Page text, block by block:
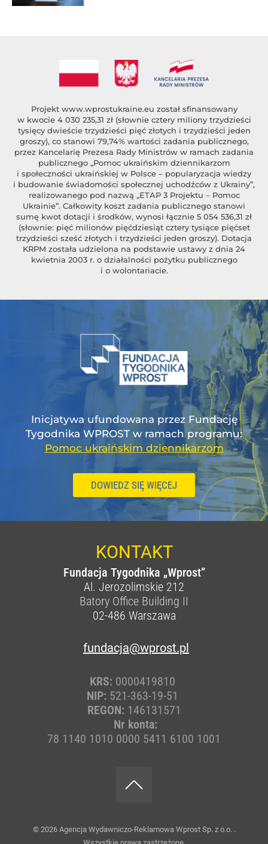
Projekt www.wprostukraine.eu został sfinansowany
w kwocie 4 030 235,31 zł (słownie cztery miliony trzydzieści
tysięcy dwieście trzydzieści pięć złotych i trzydzieści jeden
groszy), co stanowi 79,74% wartości zadania publicznego,
przez Kancelarię Prezesa Rady Ministrów w ramach zadania
publicznego „Pomoc ukraińskim dziennikarzom
i społeczności ukraińskiej w Polsce – popularyzacja wiedzy
i budowanie świadomości społecznej uchodźców z Ukrainy”,
realizowanego pod nazwą „ETAP 3 Projektu – Pomoc
Ukrainie”. Całkowity koszt zadania publicznego stanowi
sumę kwot dotacji i środków, wynosi łącznie 5 054 536,31 zł
(słownie: pięć milionów pięćdziesiąt cztery tysiące pięćset
trzydzieści sześć złotych i trzydzieści jeden groszy). Dotacja
KRPM została udzielona na podstawie ustawy z dnia 24
kwietnia 2003 r. o działalności pożytku publicznego
i o wolontariacie.
Inicjatywa ufundowana przez Fundację
Tygodnika WPROST w ramach programu:
Pomoc ukraińskim dziennikarzom
DOWIEDZ SIĘ WIĘCEJ
KONTAKT
Fundacja Tygodnika „Wprost”
Al. Jerozolimskie 212
Batory Office Building II
02-486 Warszawa
fundacja@wprost.pl
KRS: 0000419810
NIP: 521-363-19-51
REGON: 146131571
Nr konta:
78 1140 1010 0000 5411 6100 1001
© 2026 Agencja Wydawniczo-Reklamowa Wprost Sp. z o.o. .
Wszystkie prawa zastrzeżone.